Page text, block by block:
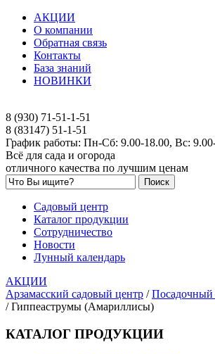
АКЦИИ
О компании
Обратная связь
Контакты
База знаний
НОВИНКИ
8 (930) 71-51-1-51
8 (83147) 51-1-51
График работы: Пн-Сб: 9.00-18.00, Вс:
Всё для сада и огорода
отличного качества по лучшим ценам
Садовый центр
Каталог продукции
Сотрудничество
Новости
Лунный календарь
АКЦИИ
Арзамасский садовый центр /Посадочный
/Гиппеаструмы (Амариллисы)
КАТАЛОГ ПРОДУКЦИИ